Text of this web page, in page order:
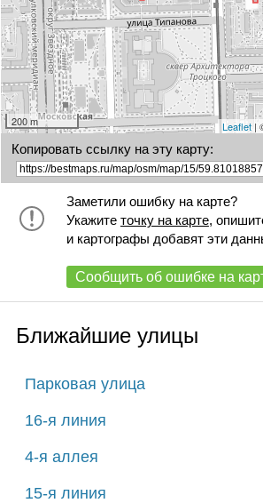
200 m Leaflet|
Копировать ссылку на эту карту:
Заметили ошибку на карте?
Укажите точку на карте,
и картографы добавят эти
Сообщить об ошибке на
Ближайшие улицы
Парковая улица
16-я линия
4-я аллея
15-я линия